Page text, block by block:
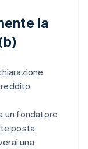
la
un fondatore
posta
una